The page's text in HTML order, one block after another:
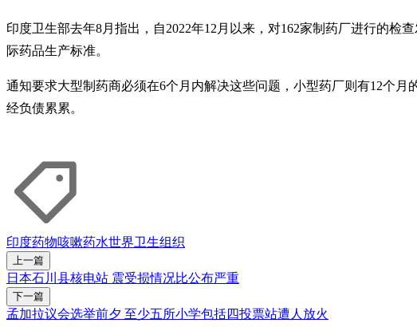
印度卫生部去年8月指出，自2022年12月以来，对162家制药厂进行的检
际药品生产标准。
通知要求大型制药商必须在6个月内解决这些问题，小型药厂则有12个
经负债累累。
印度药物咳嗽药水世界卫生组织
上一篇
日本石川县核电站 震受损情况比公布严重
下一篇
孟加拉议会选举前夕 至少五所小学包括四投票站遭人放火